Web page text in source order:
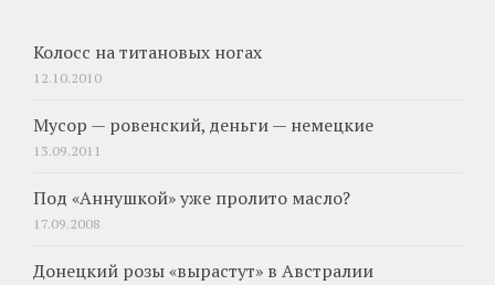
Колосс на титановых ногах
12.10.2010
Мусор — ровенский, деньги — немецкие
13.09.2011
Под «Аннушкой» уже пролито масло?
17.09.2008
Донецкий розы «вырастут» в Австралии